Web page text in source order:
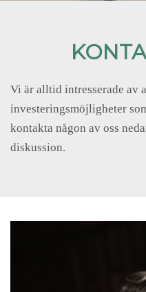
Vi är alltid intresserade av
investeringsmöjligheter
kontakta någon av oss
diskussion.